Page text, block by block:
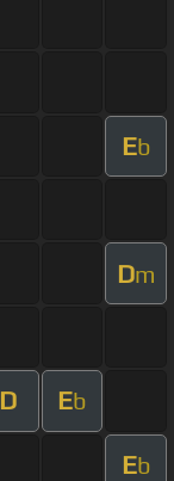
Eb
Dm
D Eb
Eb